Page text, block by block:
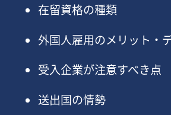
在留資格の種類
外国人雇用のメリット・
受入企業が注意すべき点
送出国の情勢